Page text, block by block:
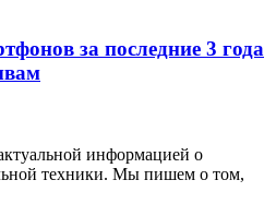
за последние 3 года
информацией о
техники. Мы пишем о том,